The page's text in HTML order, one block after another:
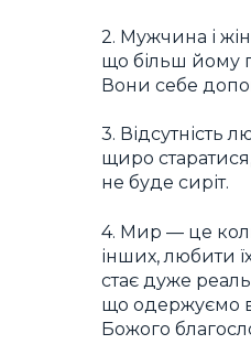
2. Мужчина і
що більш йому
Вони себе
3. Відсутність
щиро
не буде сиріт.
4. Мир — це
інших, любити
стає дуже
що одержуємо
Божого